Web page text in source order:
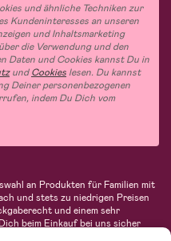
und ähnliche Techniken zur
Kundeninteresses an unseren
und Inhaltsmarketing
die Verwendung und den
Daten und Cookies kannst Du in
undCookies lesen. Du kannst
Deiner personenbezogenen
indem Du Dich vom
an Produkten für Familien mit
und stets zu niedrigen Preisen
und einem sehr
beim Einkauf bei uns sicher